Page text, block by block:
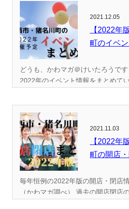
2021.12.05
【2022年
町のイベ
どうも、かわマガ＠けいたろうです
2022年のイベント情報をまとめて
2021.11.03
【2022年
町の開店
毎年恒例の2022年版の開店・閉店
（かわマガ調べ） 過去の開店閉店